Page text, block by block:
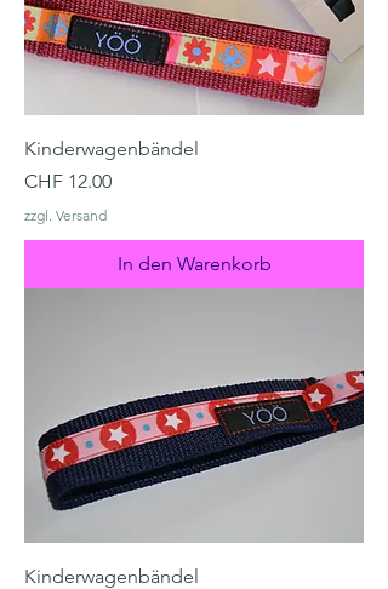
Kinderwagenbändel
Preis
CHF 12.00
zzgl. Versand
In den Warenkorb
Kinderwagenbändel